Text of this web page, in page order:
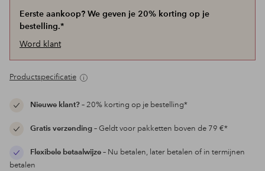
Eerste aankoop? We geven je 20% korting op je
bestelling.*
Word klant
Productspecificatie
Nieuwe klant?– 20% korting op je bestelling*
Gratis verzending– Geldt voor pakketten boven de 79 €*
Flexibele betaalwijze– Nu betalen, later betalen of in termijnen
betalen